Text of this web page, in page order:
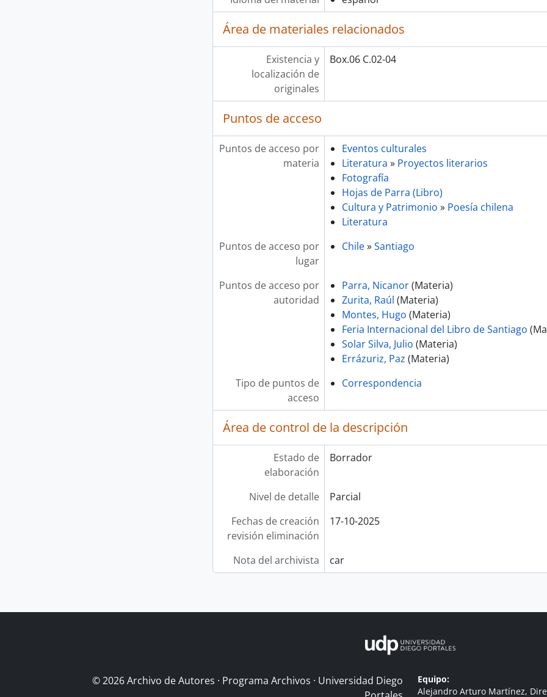
Área de materiales relacionados
Existencia y
localización de
originales
Box.06 C.02-04
Puntos de acceso
Puntos de acceso por
materia
Eventos culturales
Literatura » Proyectos literarios
Fotografía
Hojas de Parra (Libro)
Cultura y Patrimonio » Poesía chilena
Literatura
Puntos de acceso por
lugar
Chile»Santiago
Puntos de acceso por
autoridad
Parra, Nicanor(Materia)
Zurita, Raúl (Materia)
Montes, Hugo (Materia)
Feria Internacional del Libro de Santiago
Solar Silva, Julio (Materia)
Errázuriz, Paz (Materia)
Tipo de puntos de
acceso
Correspondencia
Área de control de la descripción
Estado de
elaboración
Borrador
Nivel de detalle
Parcial
Fechas de creación
revisión eliminación
17-10-2025
Nota del archivista car
© 2026 Archivo de Autores · Programa Archivos · Universidad Diego
Equipo:
Alejandro Arturo Martínez,